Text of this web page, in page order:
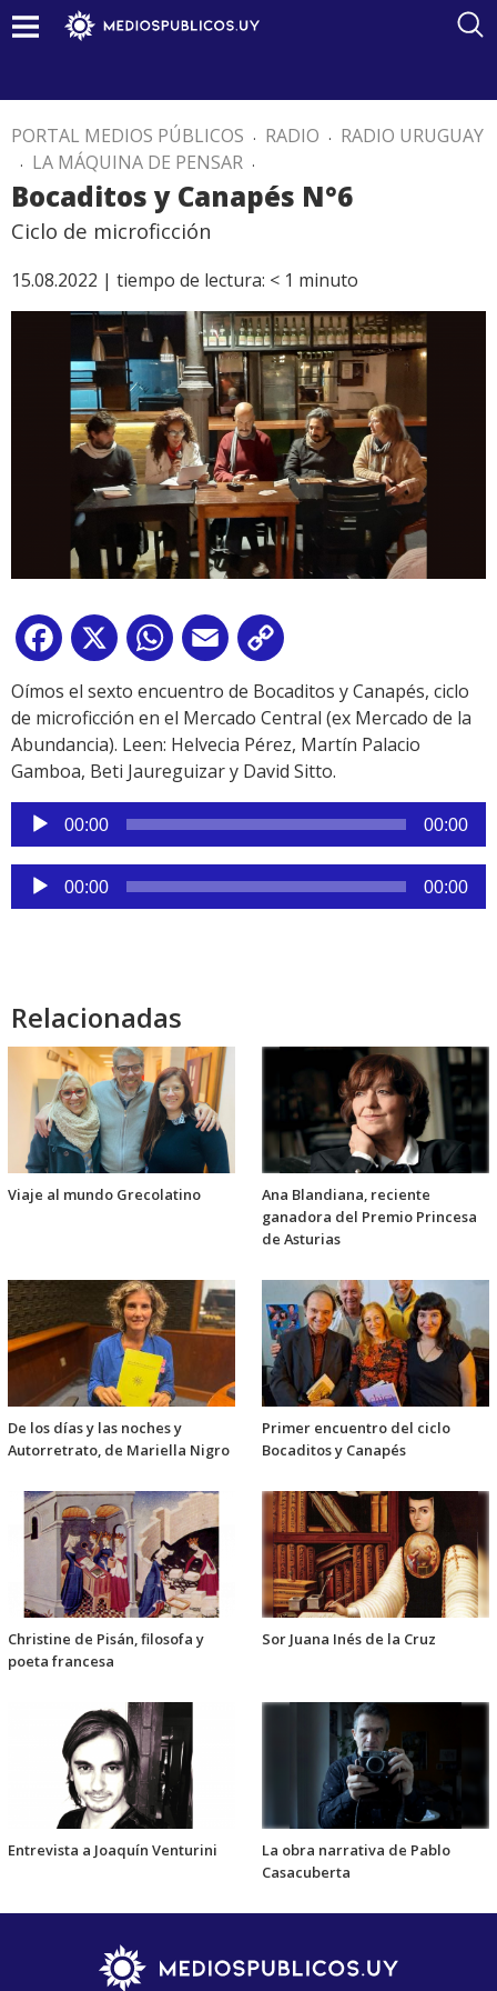
PORTAL MEDIOS PÚBLICOS . RADIO . RADIO URUGUAY
. LA MÁQUINA DE PENSAR .
Bocaditos y Canapés N°6
Ciclo de microficción
15.08.2022 | tiempo de lectura: < 1 minuto
Facebook
X WhatsApp
Email
Link
Oímos el sexto encuentro de Bocaditos y Canapés, ciclo
de microficción en el Mercado Central (ex Mercado de la
Abundancia). Leen: Helvecia Pérez, Martín Palacio
Gamboa, Beti Jaureguizar y David Sitto.
Reproductor
de
audio
00:00 00:00
Reproductor
de
00:00 00:00
Relacionadas
Viaje al mundo Grecolatino
Ana Blandiana, reciente
ganadora del Premio Princesa
de Asturias
De los días y las noches y
Autorretrato, de Mariella Nigro
Primer encuentro del ciclo
Bocaditos y Canapés
Christine de Pisán, filosofa y
poeta francesa
Sor Juana Inés de la Cruz
Entrevista a Joaquín Venturini
La obra narrativa de Pablo
Casacuberta